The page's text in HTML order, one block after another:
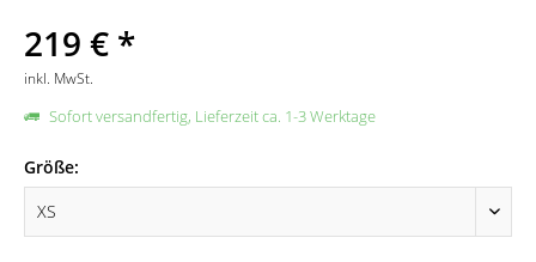
219 € *
inkl. MwSt.
Sofort versandfertig, Lieferzeit ca. 1-3 Werktage
Größe: